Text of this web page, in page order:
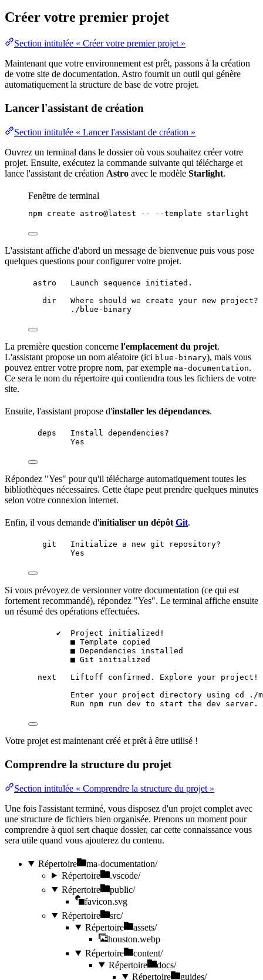
Créer votre premier projet
Section intitulée « Créer votre premier projet »
Maintenant que votre environnement est prêt, passons à la création
de votre site de documentation. Astro fournit un outil qui génère
automatiquement la structure de base de votre projet.
Lancer l'assistant de création
Section intitulée « Lancer l'assistant de création »
Ouvrez un terminal dans le dossier où vous souhaitez créer votre
projet. Ensuite, exécutez la commande suivante qui télécharge et
lance l'assistant de création Astro avec le modèle Starlight.
Fenêtre de terminal
npm create astro@latest -- --template starlight
L'assistant affiche d'abord un message de bienvenue puis vous pose
quelques questions pour configurer votre projet.
astro   Launch sequence initiated.
dir   Where should we create your new project?
./blue-binary
La première question concerne l'emplacement du projet.
L'assistant propose un nom aléatoire (ici blue-binary), mais vous
pouvez entrer votre propre nom, par exemple ma-documentation.
Ce sera le nom du répertoire qui contiendra tous les fichiers de votre
site.
Ensuite, l'assistant propose d'installer les dépendances.
deps   Install dependencies?
Yes
Répondez "Yes" pour qu'il télécharge automatiquement toutes les
bibliothèques nécessaires. Cette étape peut prendre quelques minutes
selon votre connexion internet.
Enfin, il vous demande d'initialiser un dépôt Git.
git   Initialize a new git repository?
Yes
Si vous prévoyez de versionner votre documentation (ce qui est
fortement recommandé), répondez "Yes". Le terminal affiche ensuite
un résumé des opérations effectuées.
✔  Project initialized!
■ Template copied
■ Dependencies installed
■ Git initialized
next   Liftoff confirmed. Explore your project!
Enter your project directory using cd ./
Run npm run dev to start the dev server.
Votre projet est maintenant créé et prêt à être utilisé !
Comprendre la structure du projet
Section intitulée « Comprendre la structure du projet »
Une fois l'assistant terminé, vous disposez d'un projet complet avec
une structure de fichiers bien organisée. Prenons un moment pour
comprendre à quoi sert chaque dossier, car cette connaissance vous
sera utile quand vous ajouterez du contenu.
Répertoire
ma-documentation/
Répertoire
.vscode/
Répertoire
public/
favicon.svg
Répertoire
src/
Répertoire
assets/
houston.webp
Répertoire
content/
Répertoire
docs/
Répertoire
guides/